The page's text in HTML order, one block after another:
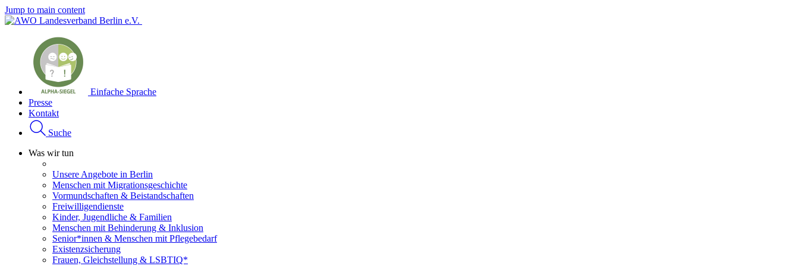
Jump to main content
Einfache Sprache
Presse
Kontakt
Suche
Was wir tun
Unsere Angebote in Berlin
Menschen mit Migrationsgeschichte
Vormundschaften & Beistandschaften
Freiwilligendienste
Kinder, Jugendliche & Familien
Menschen mit Behinderung & Inklusion
Senior*innen & Menschen mit Pflegebedarf
Existenzsicherung
Frauen, Gleichstellung & LSBTIQ*